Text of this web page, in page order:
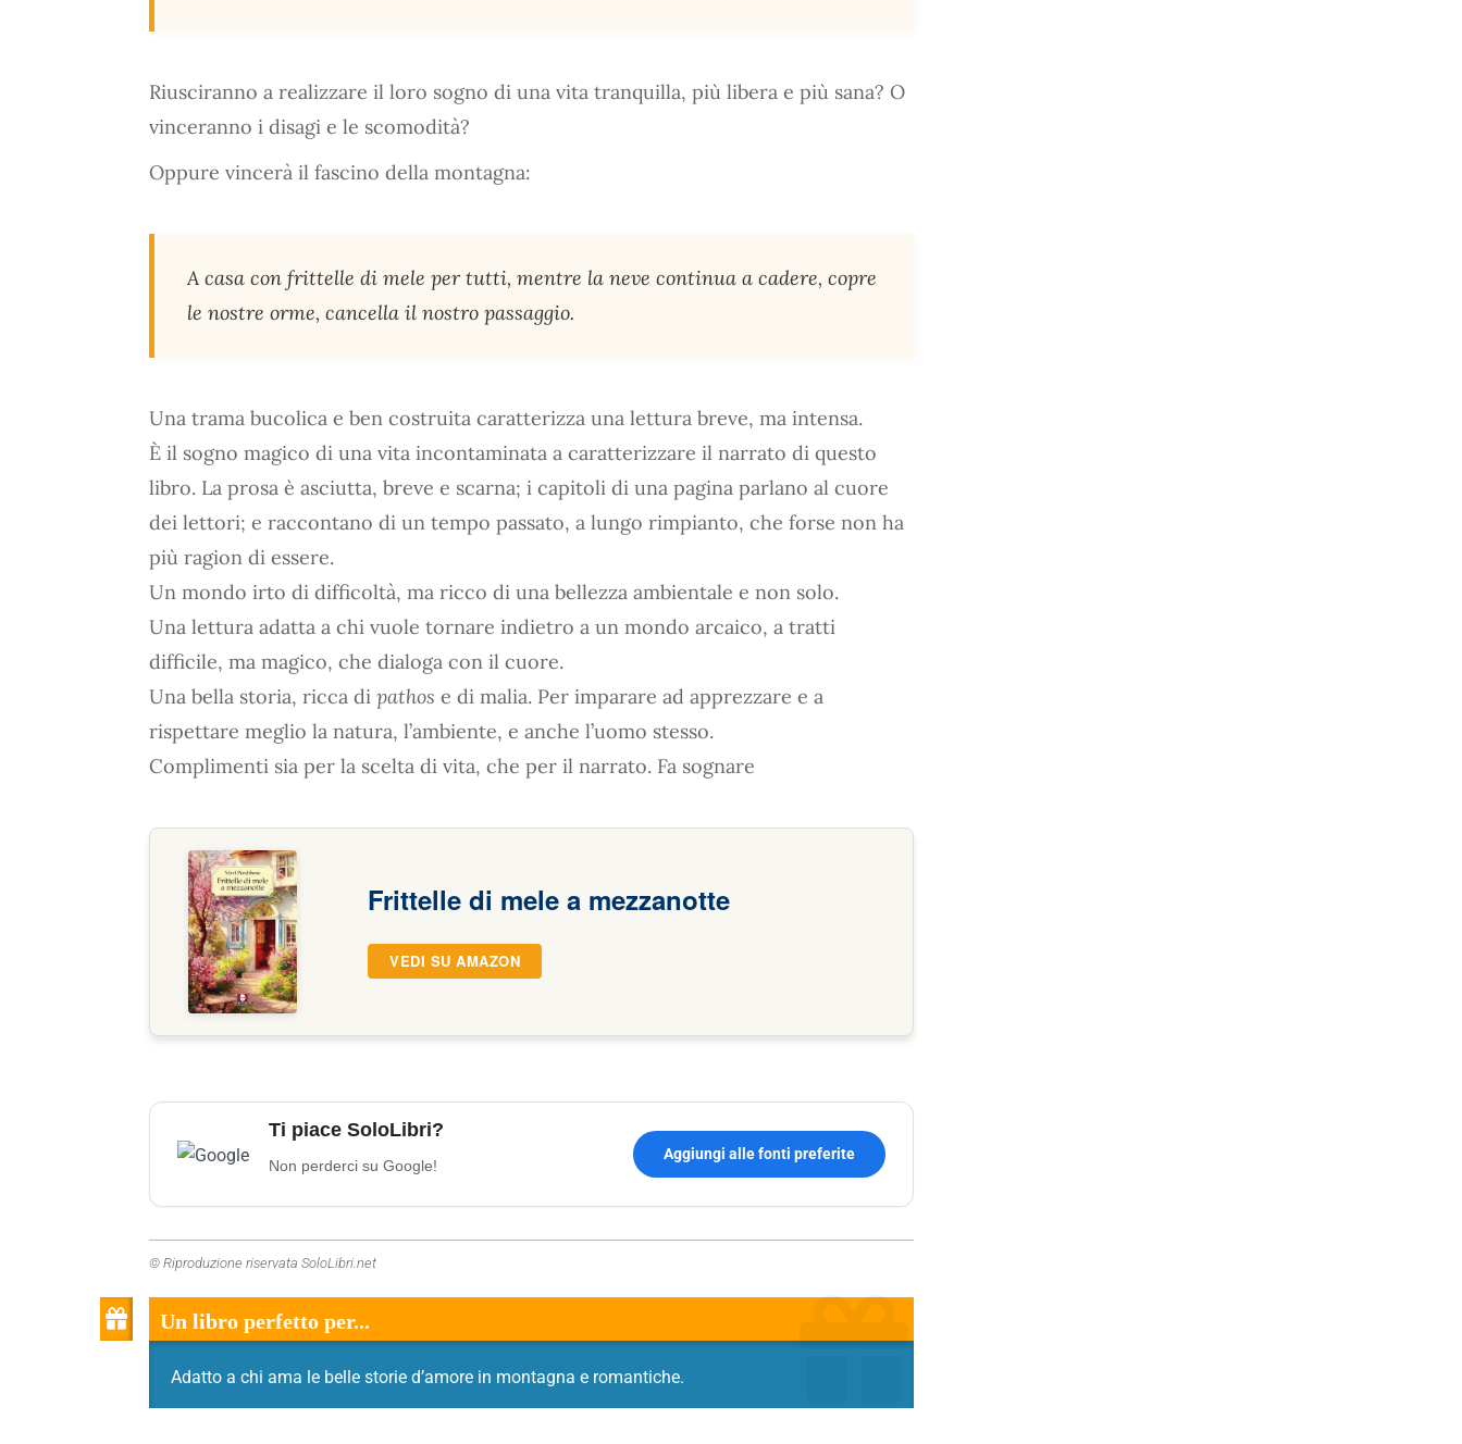
Riusciranno a realizzare il loro sogno di una vita tranquilla, più libera e più sana? O
vinceranno i disagi e le scomodità?
Oppure vincerà il fascino della montagna:
A casa con frittelle di mele per tutti, mentre la neve continua a cadere, copre
le nostre orme, cancella il nostro passaggio.
Una trama bucolica e ben costruita caratterizza una lettura breve, ma intensa.
È il sogno magico di una vita incontaminata a caratterizzare il narrato di questo
libro. La prosa è asciutta, breve e scarna; i capitoli di una pagina parlano al cuore
dei lettori; e raccontano di un tempo passato, a lungo rimpianto, che forse non ha
più ragion di essere.
Un mondo irto di difficoltà, ma ricco di una bellezza ambientale e non solo.
Una lettura adatta a chi vuole tornare indietro a un mondo arcaico, a tratti
difficile, ma magico, che dialoga con il cuore.
Una bella storia, ricca di pathos e di malia. Per imparare ad apprezzare e a
rispettare meglio la natura, l’ambiente, e anche l’uomo stesso.
Complimenti sia per la scelta di vita, che per il narrato. Fa sognare
Frittelle di mele a mezzanotte
VEDI SU AMAZON
Ti piace SoloLibri?
Non perderci su Google!
Aggiungi alle fonti preferite
© Riproduzione riservata SoloLibri.net
Un libro perfetto per...
Adatto a chi ama le belle storie d’amore in montagna e romantiche.